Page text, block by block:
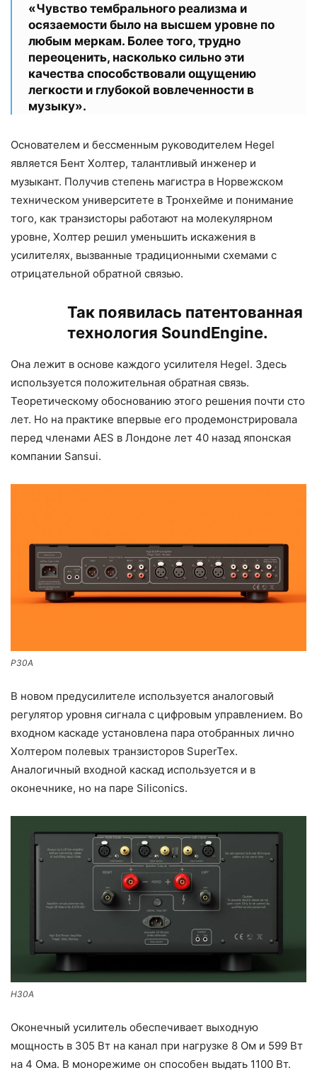
«Чувство тембрального реализма и
осязаемости было на высшем уровне по
любым меркам. Более того, трудно
переоценить, насколько сильно эти
качества способствовали ощущению
легкости и глубокой вовлеченности в
музыку».
Основателем и бессменным руководителем Hegel
является Бент Холтер, талантливый инженер и
музыкант. Получив степень магистра в Норвежском
техническом университете в Тронхейме и понимание
того, как транзисторы работают на молекулярном
уровне, Холтер решил уменьшить искажения в
усилителях, вызванные традиционными схемами с
отрицательной обратной связью.
Так появилась патентованная
технология SoundEngine.
Она лежит в основе каждого усилителя Hegel. Здесь
используется положительная обратная связь.
Теоретическому обоснованию этого решения почти сто
лет. Но на практике впервые его продемонстрировала
перед членами AES в Лондоне лет 40 назад японская
компании Sansui.
P30A
В новом предусилителе используется аналоговый
регулятор уровня сигнала с цифровым управлением. Во
входном каскаде установлена пара отобранных лично
Холтером полевых транзисторов SuperTex.
Аналогичный входной каскад используется и в
оконечнике, но на паре Siliconics.
H30A
Оконечный усилитель обеспечивает выходную
мощность в 305 Вт на канал при нагрузке 8 Ом и 599 Вт
на 4 Ома. В монорежиме он способен выдать 1100 Вт.